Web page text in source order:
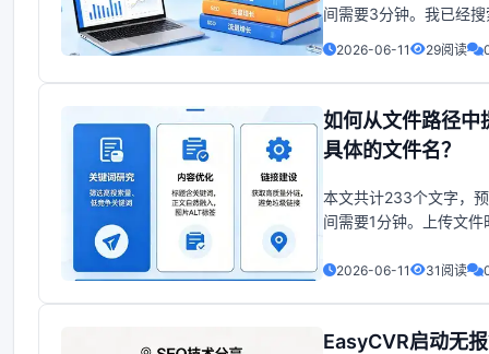
间需要3分钟。我已经
了一些构建建议，但还
作。我的主机正在运行
我已安装了VirtualBox
个仅限主机的虚拟适配
机IP设置为192.168.1。
并尝
2026-06-11 29阅读
如何从文件路径中
具体的文件名？
本文共计233个文字，
间需要1分钟。上传文件
和转换；下载文件时，
服务器需要知道文件类
2026-06-11 31阅读
EasyCVR启动无